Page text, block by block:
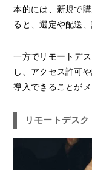
本的には、新規で
ると、選定や配送
一方でリモートデ
し、アクセス許可
導入できることが
リモートデス